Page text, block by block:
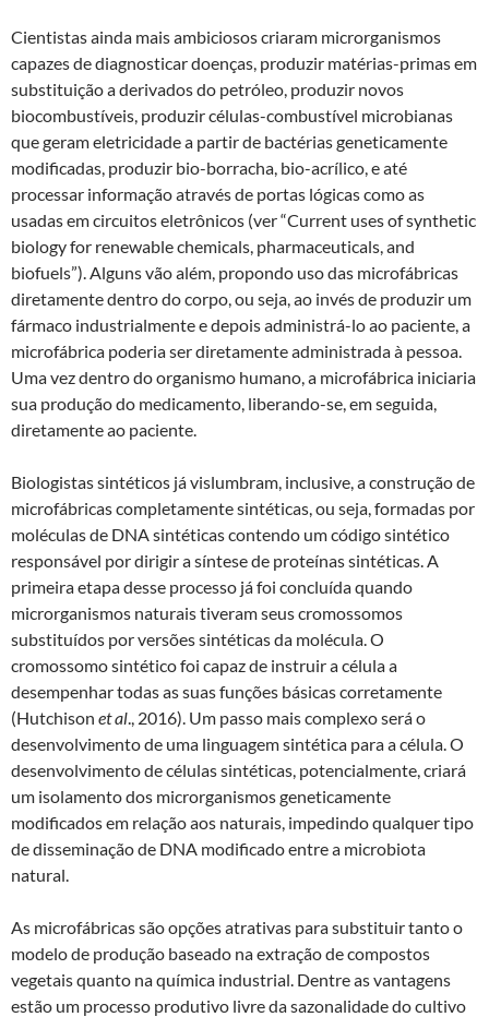
Cientistas ainda mais ambiciosos criaram microrganismos
capazes de diagnosticar doenças, produzir matérias-primas em
substituição a derivados do petróleo, produzir novos
biocombustíveis, produzir células-combustível microbianas
que geram eletricidade a partir de bactérias geneticamente
modificadas, produzir bio-borracha, bio-acrílico, e até
processar informação através de portas lógicas como as
usadas em circuitos eletrônicos (ver “Current uses of synthetic
biology for renewable chemicals, pharmaceuticals, and
biofuels”). Alguns vão além, propondo uso das microfábricas
diretamente dentro do corpo, ou seja, ao invés de produzir um
fármaco industrialmente e depois administrá-lo ao paciente, a
microfábrica poderia ser diretamente administrada à pessoa.
Uma vez dentro do organismo humano, a microfábrica iniciaria
sua produção do medicamento, liberando-se, em seguida,
diretamente ao paciente.
Biologistas sintéticos já vislumbram, inclusive, a construção de
microfábricas completamente sintéticas, ou seja, formadas por
moléculas de DNA sintéticas contendo um código sintético
responsável por dirigir a síntese de proteínas sintéticas. A
primeira etapa desse processo já foi concluída quando
microrganismos naturais tiveram seus cromossomos
substituídos por versões sintéticas da molécula. O
cromossomo sintético foi capaz de instruir a célula a
desempenhar todas as suas funções básicas corretamente
(Hutchison et al., 2016). Um passo mais complexo será o
desenvolvimento de uma linguagem sintética para a célula. O
desenvolvimento de células sintéticas, potencialmente, criará
um isolamento dos microrganismos geneticamente
modificados em relação aos naturais, impedindo qualquer tipo
de disseminação de DNA modificado entre a microbiota
natural.
As microfábricas são opções atrativas para substituir tanto o
modelo de produção baseado na extração de compostos
vegetais quanto na química industrial. Dentre as vantagens
estão um processo produtivo livre da sazonalidade do cultivo